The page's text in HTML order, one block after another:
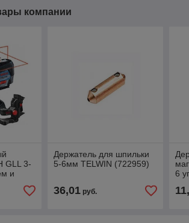
компании
GLL 3-
и
в
Держатель для шпильки
5-6мм TELWIN (722959)
36,01руб.
6